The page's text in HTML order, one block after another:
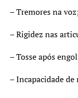
– Tremores na
– Rigidez nas
– Tosse após
– Incapacidade de